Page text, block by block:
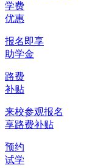
学费
优惠
报名即享
助学金
路费
补贴
来校参观报名
享路费补贴
预约
试学